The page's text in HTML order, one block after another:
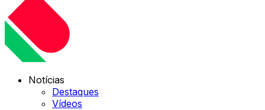
Notícias
Destaques
Vídeos